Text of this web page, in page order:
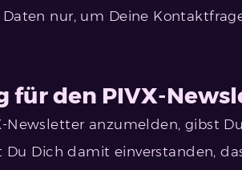
nur, um Deine
für den PIVX-
Newsletter anzumelden, gibst
Du Dich damit einverstanden,